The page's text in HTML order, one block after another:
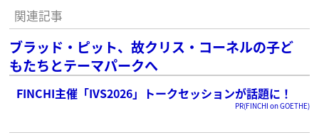
関連記事
ブラッド・ピット、故クリス・コーネルの子ど
もたちとテーマパークへ
FINCHI主催「IVS2026」トークセッションが話題に！
PR(FINCHI on GOETHE)